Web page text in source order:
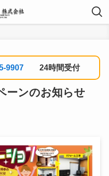
9907 24時間受付
ーンのお知らせ